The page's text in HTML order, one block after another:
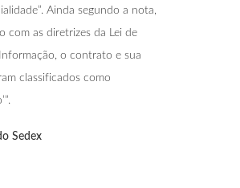
Ainda segundo a nota,
com as diretrizes da Lei de
o contrato e sua
classificados como
Sedex